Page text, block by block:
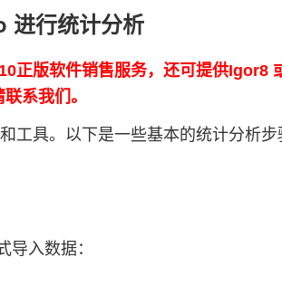
进行统计分析
版软件销售服务，还可提供Igor8
系我们。
工具。以下是一些基本的统计分析步
入数据：